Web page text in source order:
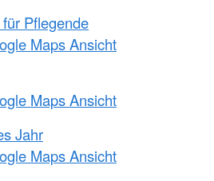
Pflegende
Maps Ansicht
Maps Ansicht
Jahr
Maps Ansicht